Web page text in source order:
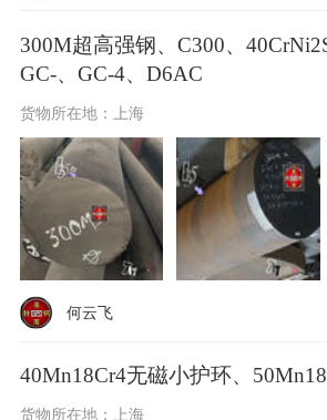
300M超高强钢、C300、
GC-、GC-4、D6AC
货物所在地：上海
何云飞
40Mn18Cr4无磁小护环、
货物所在地：上海